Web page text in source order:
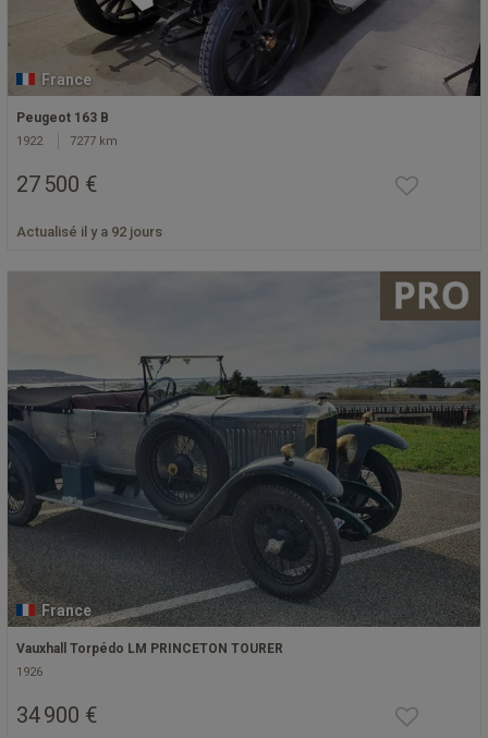
France
Peugeot 163 B
1922 7277 km
27 500 €
Actualisé il y a 92 jours
France
Vauxhall Torpédo LM PRINCETON TOURER
1926
34 900 €